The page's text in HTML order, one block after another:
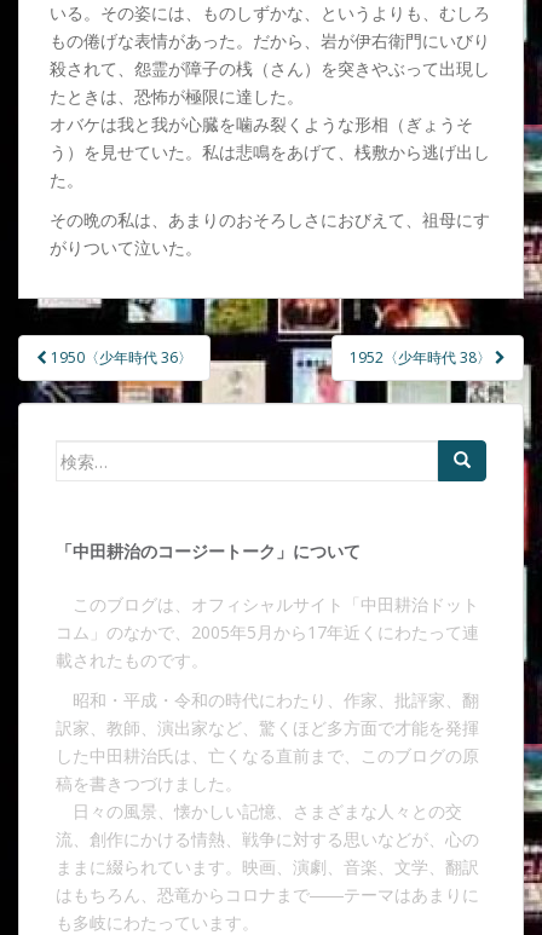
いる。その姿には、ものしずかな、というよりも、むしろ
もの倦げな表情があった。だから、岩が伊右衛門にいびり
殺されて、怨霊が障子の桟（さん）を突きやぶって出現し
たときは、恐怖が極限に達した。
オバケは我と我が心臓を噛み裂くような形相（ぎょうそ
う）を見せていた。私は悲鳴をあげて、桟敷から逃げ出し
た。
その晩の私は、あまりのおそろしさにおびえて、祖母にす
がりついて泣いた。
投稿ナビゲーション
1950〈少年時代 36〉 1952〈少年時代 38〉
検索:
「中田耕治のコージートーク」について
このブログは、オフィシャルサイト「中田耕治ドット
コム」のなかで、2005年5月から17年近くにわたって連
載されたものです。
昭和・平成・令和の時代にわたり、作家、批評家、翻
訳家、教師、演出家など、驚くほど多方面で才能を発揮
した中田耕治氏は、亡くなる直前まで、このブログの原
稿を書きつづけました。
日々の風景、懐かしい記憶、さまざまな人々との交
流、創作にかける情熱、戦争に対する思いなどが、心の
ままに綴られています。映画、演劇、音楽、文学、翻訳
はもちろん、恐竜からコロナまで――テーマはあまりに
も多岐にわたっています。